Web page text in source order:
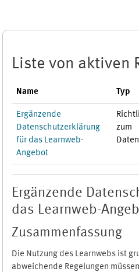
Liste von aktiven
Name Typ
Ergänzende
Datenschutzerklärung
für das Learnweb-
Angebot
zum
Ergänzende
das Learnweb-
Zusammenfassung
Die Nutzung des Learnwebs ist
abweichende Regelungen